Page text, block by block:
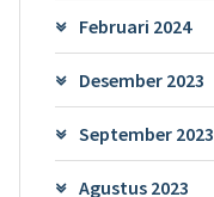
Februari 2024
Desember 2023
September 2023
Agustus 2023